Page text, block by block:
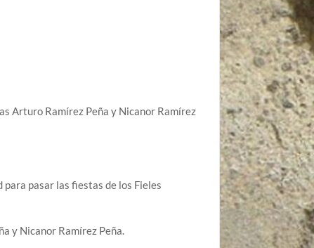
Arturo Ramírez Peña y Nicanor Ramírez
pasar las fiestas de los Fieles
y Nicanor Ramírez Peña.